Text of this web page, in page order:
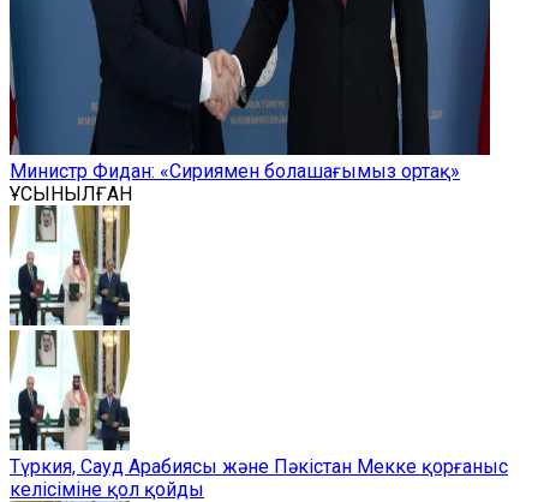
Министр Фидан: «Сириямен болашағымыз ортақ»
ҰСЫНЫЛҒАН
Түркия, Сауд Арабиясы және Пәкістан Мекке қорғаныс
келісіміне қол қойды